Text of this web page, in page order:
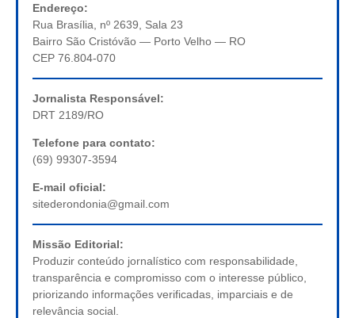
Endereço:
Rua Brasília, nº 2639, Sala 23
Bairro São Cristóvão — Porto Velho — RO
CEP 76.804-070
Jornalista Responsável:
DRT 2189/RO
Telefone para contato:
(69) 99307-3594
E-mail oficial:
sitederondonia@gmail.com
Missão Editorial:
Produzir conteúdo jornalístico com responsabilidade,
transparência e compromisso com o interesse público,
priorizando informações verificadas, imparciais e de
relevância social.